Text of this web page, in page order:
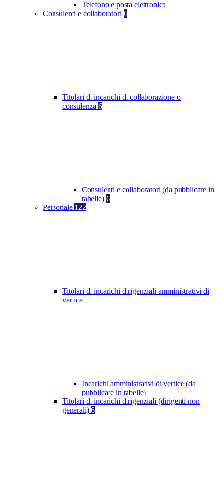
Telefono e posta elettronica
Consulenti e collaboratori 6
Titolari di incarichi di collaborazione o
consulenza 6
Consulenti e collaboratori (da pubblicare in
tabelle) 6
Personale 122
Titolari di incarichi dirigenziali amministrativi di
vertice
Incarichi amministrativi di vertice (da
pubblicare in tabelle)
Titolari di incarichi dirigenziali (dirigenti non
generali) 6